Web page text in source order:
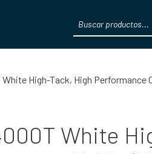
search
High-Tack, High Performance
White